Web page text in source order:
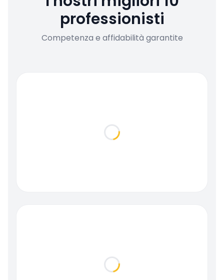
professionisti
Competenza e affidabilità garantite
Loading...
Loading...